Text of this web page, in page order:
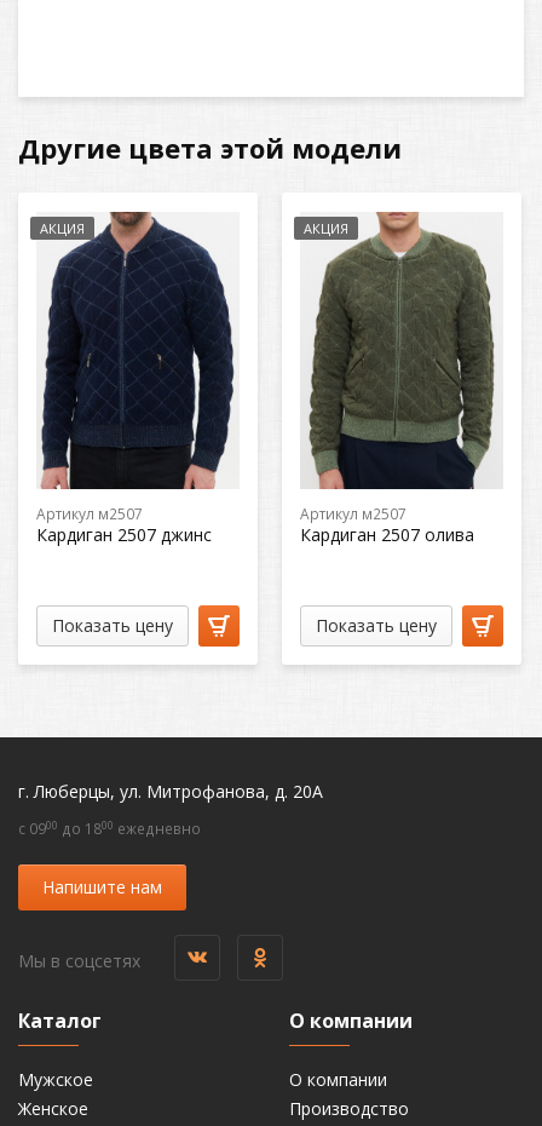
Другие цвета этой модели
Артикул м2507
Кардиган 2507 джинс
АКЦИЯ
Показать цену
Артикул м2507
Кардиган 2507 олива
АКЦИЯ
Показать цену
г. Люберцы, ул. Митрофанова, д. 20А
c 0900 до 1800 ежедневно
Напишите нам
Мы в соцсетях
Каталог
Мужское
Женское
О компании
О компании
Производство